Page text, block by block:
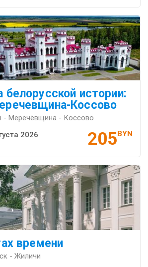
истории:
Коссово
- Меречёвщина - Коссово
205BYN
2026
времени
- Жиличи